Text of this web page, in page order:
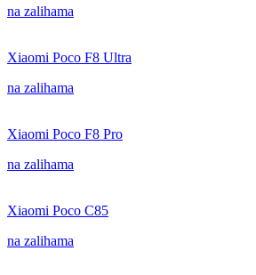
na zalihama
Xiaomi Poco F8 Ultra
na zalihama
Xiaomi Poco F8 Pro
na zalihama
Xiaomi Poco C85
na zalihama